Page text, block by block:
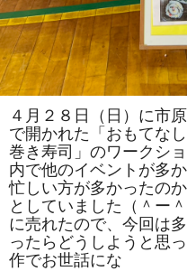
４月２８日（日）に市
で開かれた「おもてな
巻き寿司」のワークシ
内で他のイベントが多
忙しい方が多かったの
としていました（＾ー
に売れたので、今回は
ったらどうしようと思
作でお世話にな